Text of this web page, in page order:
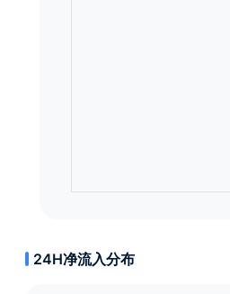
24H净流入分布